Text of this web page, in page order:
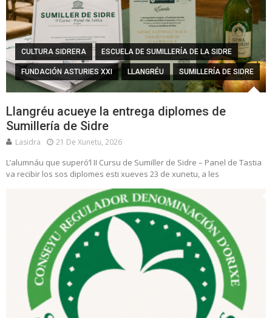
CULTURA SIDRERA ESCUELA DE SUMILLERÍA DE LA SIDRE
FUNDACIÓN ASTURIES XXI LLANGRÉU SUMILLERÍA DE SIDRE
Llangréu acueye la entrega diplomes de
Sumillería de Sidre
Lasidra 21 De Xunetu, 2026
L’alumnáu que superó’l II Cursu de Sumiller de Sidre – Panel de Tastia
va recibir los sos diplomes esti xueves 23 de xunetu, a les